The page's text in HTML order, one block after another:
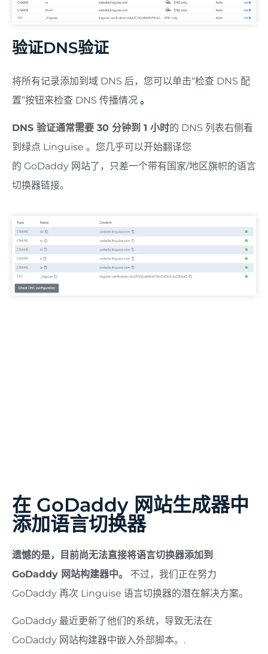
验证DNS验证
将所有记录添加到域 DNS 后，您可以单击“检查 DNS 配
置”按钮来检查 DNS 传播情况 。
DNS 验证通常需要 30 分钟到 1 小时的 DNS 列表右侧看
到绿点 Linguise 。您几乎可以开始翻译您
的 GoDaddy 网站了，只差一个带有国家/地区旗帜的语言
切换器链接。
在 GoDaddy 网站生成器中
添加语言切换器
遗憾的是，目前尚无法直接将语言切换器添加到
GoDaddy 网站构建器中。
不过，我们正在努力
GoDaddy 再次 Linguise 语言切换器的潜在解决方案。
GoDaddy 最近更新了他们的系统，导致无法在
GoDaddy 网站构建器中嵌入外部脚本。.